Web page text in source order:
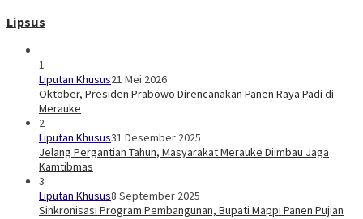
Lipsus
1
Liputan Khusus21 Mei 2026
Oktober, Presiden Prabowo Direncanakan Panen Raya Padi di
Merauke
2
Liputan Khusus31 Desember 2025
Jelang Pergantian Tahun, Masyarakat Merauke Diimbau Jaga
Kamtibmas
3
Liputan Khusus8 September 2025
Sinkronisasi Program Pembangunan, Bupati Mappi Panen Pujian